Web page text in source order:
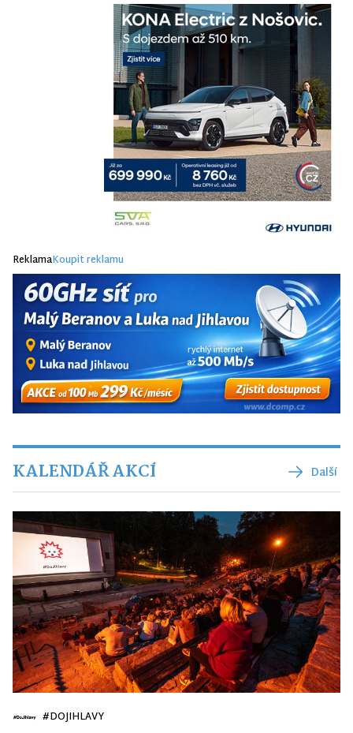
ReklamaKoupit reklamu
KALENDÁŘ AKCÍ Další
#DOJIHLAVY